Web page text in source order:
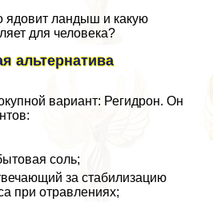
ядовит ландыш и какую
для человека?
альтернатива
вариант: Регидрон. Он
соль;
за стабилизацию
при отравлениях;